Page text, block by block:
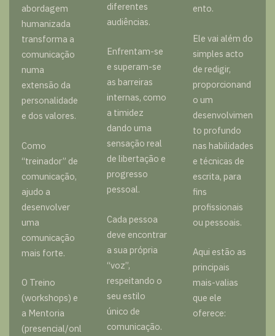
abordagem
humanizada
transforma a
comunicação
numa
extensão da
personalidade
e dos valores.
Como
“treinador” de
comunicação,
ajudo a
desenvolver
uma
comunicação
mais forte.
O Treino
(workshops) e
a Mentoria
(presencial/onl
diferentes
audiências.
Enfrentam-se
e superam-se
as barreiras
internas, como
a timidez
dando uma
sensação real
de libertação e
progresso
pessoal.
Cada pessoa
deve encontrar
a sua própria
“voz”,
respeitando o
seu estilo
único de
comunicação.
ento.
Ele vai além do
simples acto
de redigir,
proporcionand
o um
desenvolvimen
to profundo
nas habilidades
e técnicas de
escrita, para
fins
profissionais
ou pessoais.
Aqui estão as
principais
mais-valias
que ele
oferece: